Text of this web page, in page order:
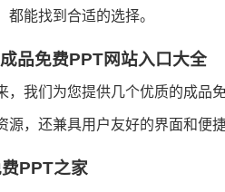
都能找到合适的选择。
品免费PPT网站入口大全
，我们为您提供几个优质的成品
源，还兼具用户友好的界面和便
PPT之家